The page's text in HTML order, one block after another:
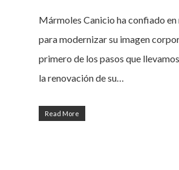
Mármoles Canicio ha confiado
para modernizar su imagen
primero de los pasos que
la renovación de su…
Read More